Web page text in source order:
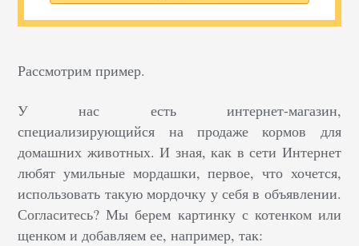
Рассмотрим пример.
У нас есть интернет-магазин,
специализирующийся на продаже кормов для
домашних животных. И зная, как в сети Интернет
любят умильные мордашки, первое, что хочется,
использовать такую мордочку у себя в объявлении.
Согласитесь? Мы берем картинку с котенком или
щенком и добавляем ее, например, так: